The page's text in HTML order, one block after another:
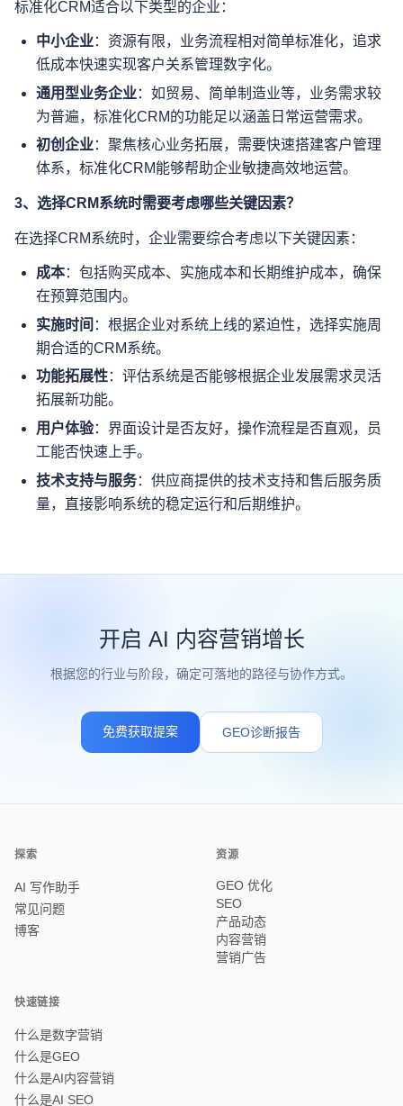
标准化CRM适合以下类型的企业：
中小企业：资源有限，业务流程相对简单标准化，追求
低成本快速实现客户关系管理数字化。
通用型业务企业：如贸易、简单制造业等，业务需求较
为普遍，标准化CRM的功能足以涵盖日常运营需求。
初创企业：聚焦核心业务拓展，需要快速搭建客户管理
体系，标准化CRM能够帮助企业敏捷高效地运营。
3、选择CRM系统时需要考虑哪些关键因素？
在选择CRM系统时，企业需要综合考虑以下关键因素：
成本：包括购买成本、实施成本和长期维护成本，确保
在预算范围内。
实施时间 ：根据企业对系统上线的紧迫性，选择实施周
期合适的CRM系统。
功能拓展性：评估系统是否能够根据企业发展需求灵活
拓展新功能。
用户体验：界面设计是否友好，操作流程是否直观，员
工能否快速上手。
技术支持与服务：供应商提供的技术支持和售后服务质
量，直接影响系统的稳定运行和后期维护。
开启 AI 内容营销增长
根据您的行业与阶段，确定可落地的路径与协作方式。
免费获取提案 GEO诊断报告
探索
AI 写作助手
常见问题
博客
资源
GEO 优化
SEO
产品动态
内容营销
营销广告
快速链接
什么是数字营销
什么是GEO
什么是AI内容营销
什么是AI SEO